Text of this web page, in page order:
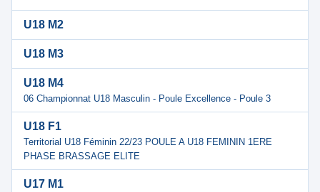
U18 M2
U18 M3
U18 M4
06 Championnat U18 Masculin - Poule Excellence - Poule 3
U18 F1
Territorial U18 Féminin 22/23 POULE A U18 FEMININ 1ERE
PHASE BRASSAGE ELITE
U17 M1